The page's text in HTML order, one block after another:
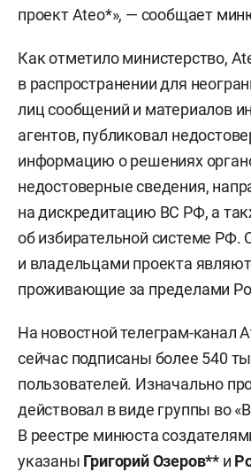
проект Ateo*», — сообщает
Как отметило министерство,
в распространении для
лиц сообщений и материалов
агентов, публиковал
информацию о решениях
недостоверные сведения,
на дискредитацию ВС РФ, а
об избирательной системе РФ.
и владельцами проекта
проживающие за пределами
На новостной телеграм-канал
сейчас подписаны более 540
пользователей. Изначально
действовал в виде группы во
В реестре минюста
указаны Григорий Озеров** и